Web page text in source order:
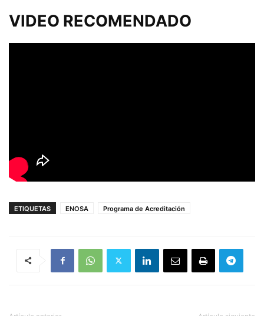
VIDEO RECOMENDADO
ETIQUETAS ENOSA Programa de Acreditación